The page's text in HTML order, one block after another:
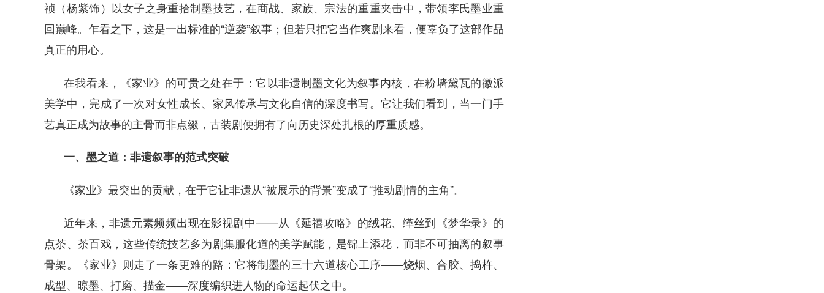
祯（杨紫饰）以女子之身重拾制墨技艺，在商战、家族、宗法的重重夹击中，带领李氏墨业重
回巅峰。乍看之下，这是一出标准的“逆袭”叙事；但若只把它当作爽剧来看，便辜负了这部作品
真正的用心。
在我看来，《家业》的可贵之处在于：它以非遗制墨文化为叙事内核，在粉墙黛瓦的徽派
美学中，完成了一次对女性成长、家风传承与文化自信的深度书写。它让我们看到，当一门手
艺真正成为故事的主骨而非点缀，古装剧便拥有了向历史深处扎根的厚重质感。
一、墨之道：非遗叙事的范式突破
《家业》最突出的贡献，在于它让非遗从“被展示的背景”变成了“推动剧情的主角”。
近年来，非遗元素频频出现在影视剧中——从《延禧攻略》的绒花、缂丝到《梦华录》的
点茶、茶百戏，这些传统技艺多为剧集服化道的美学赋能，是锦上添花，而非不可抽离的叙事
骨架。《家业》则走了一条更难的路：它将制墨的三十六道核心工序——烧烟、合胶、捣杵、
成型、晾墨、打磨、描金——深度编织进人物的命运起伏之中。